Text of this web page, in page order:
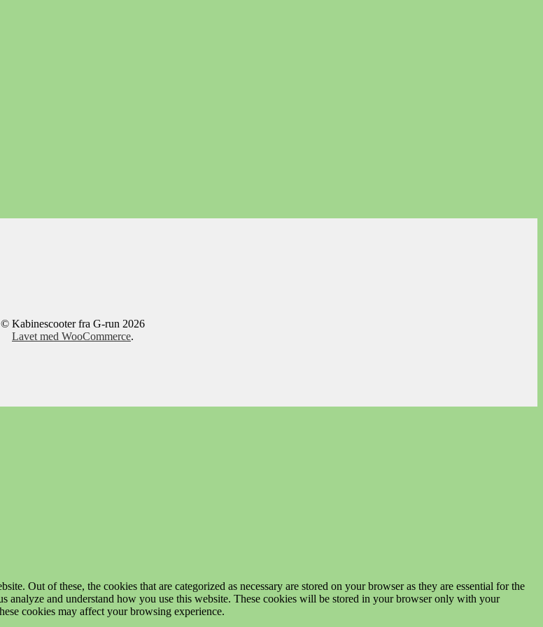
© Kabinescooter fra G-run 2026
Lavet med WooCommerce.
Out of these, the cookies that are categorized as necessary are stored on your browser as they are essential for the
and understand how you use this website. These cookies will be stored in your browser only with your
cookies may affect your browsing experience.